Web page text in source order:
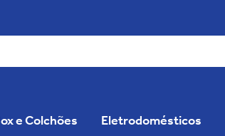
e Colchões Eletrodomésticos